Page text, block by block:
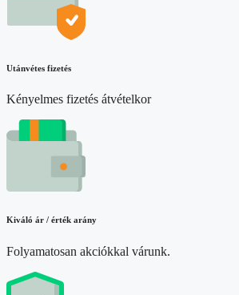
Utánvétes fizetés
Kényelmes fizetés átvételkor
Kiváló ár / érték arány
Folyamatosan akciókkal várunk.